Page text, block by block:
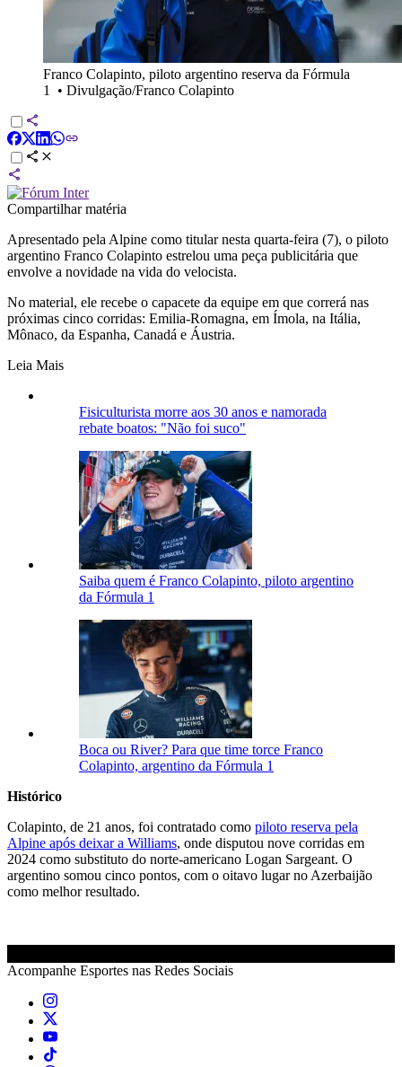
Franco Colapinto, piloto argentino reserva da Fórmula
1
• Divulgação/Franco Colapinto
Compartilhar matéria
Apresentado pela Alpine como titular nesta quarta-feira (7), o piloto
argentino Franco Colapinto estrelou uma peça publicitária que
envolve a novidade na vida do velocista.
No material, ele recebe o capacete da equipe em que correrá nas
próximas cinco corridas: Emilia-Romagna, em Ímola, na Itália,
Mônaco, da Espanha, Canadá e Áustria.
Leia Mais
Fisiculturista morre aos 30 anos e namorada
rebate boatos: "Não foi suco"
Saiba quem é Franco Colapinto, piloto argentino
da Fórmula 1
Boca ou River? Para que time torce Franco
Colapinto, argentino da Fórmula 1
Histórico
Colapinto, de 21 anos, foi contratado como piloto reserva pela
Alpine após deixar a Williams, onde disputou nove corridas em
2024 como substituto do norte-americano Logan Sargeant. O
argentino somou cinco pontos, com o oitavo lugar no Azerbaijão
como melhor resultado.
Acompanhe Esportes nas Redes Sociais